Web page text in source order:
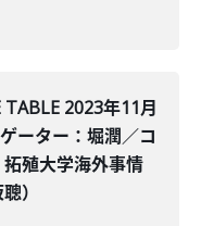
2023年11月
ーター：堀潤／コ
殖大学海外事情
）